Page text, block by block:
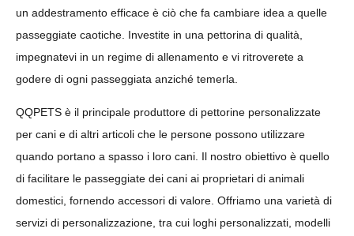
un addestramento efficace è ciò che fa cambiare idea a quelle
passeggiate caotiche. Investite in una pettorina di qualità,
impegnatevi in un regime di allenamento e vi ritroverete a
godere di ogni passeggiata anziché temerla.
QQPETS è il principale produttore di pettorine personalizzate
per cani e di altri articoli che le persone possono utilizzare
quando portano a spasso i loro cani. Il nostro obiettivo è quello
di facilitare le passeggiate dei cani ai proprietari di animali
domestici, fornendo accessori di valore. Offriamo una varietà di
servizi di personalizzazione, tra cui loghi personalizzati, modelli